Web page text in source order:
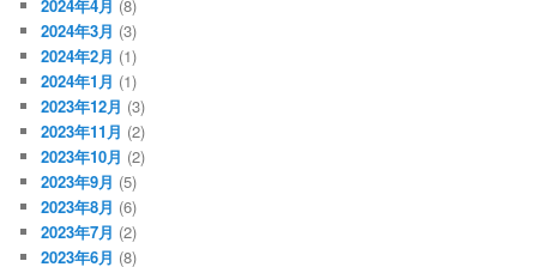
2024年4月 (8)
2024年3月 (3)
2024年2月 (1)
2024年1月 (1)
2023年12月 (3)
2023年11月 (2)
2023年10月 (2)
2023年9月 (5)
2023年8月 (6)
2023年7月 (2)
2023年6月 (8)